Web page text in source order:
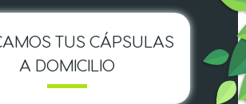
TUS CÁPSULAS
A DOMICILIO